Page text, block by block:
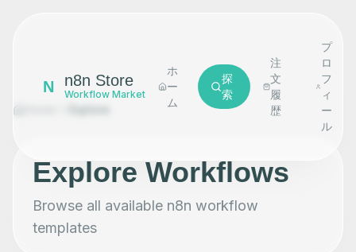
N n8n Store
Workflow Market
ホ
ー
ム
探
索
注
文
履
歴
プ
ロ
フ
ィ
ー
ル
Explore Workflows
Browse all available n8n workflow
templates